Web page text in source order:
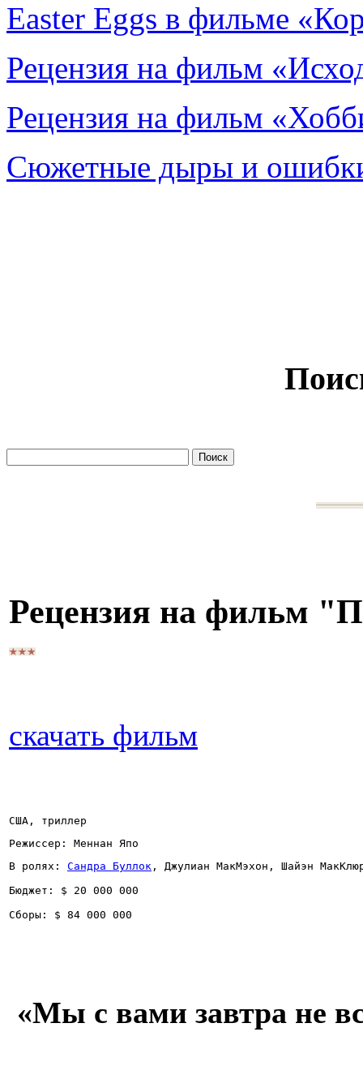
Easter Eggs в фильме
Рецензия на фильм
Рецензия на фильм
Сюжетные дыры и
Рецензия на фильм
скачать фильм
США, триллер
Режиссер: Меннан Япо
В ролях: Сандра Буллок , Джулиан МакМэхон, Шайэн
Бюджет: $ 20 000 000
Сборы: $ 84 000 000
«Мы с вами завтра не